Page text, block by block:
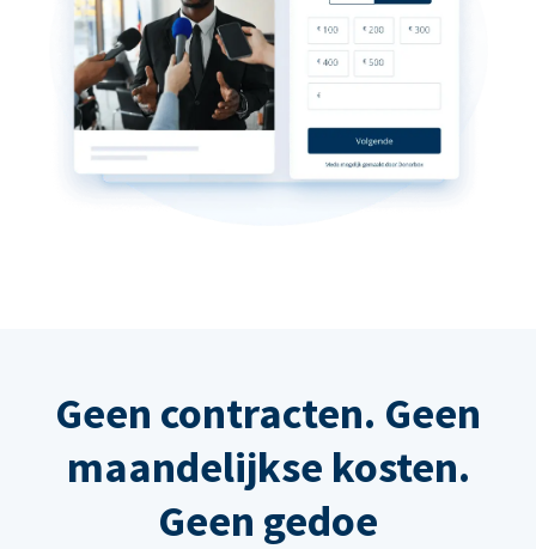
Geen contracten. Geen
maandelijkse kosten.
Geen gedoe